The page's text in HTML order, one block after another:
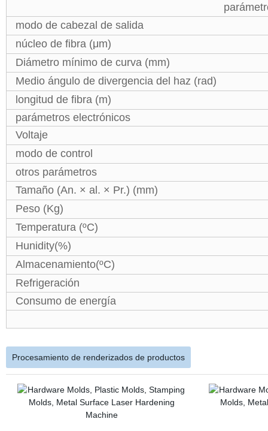
modo de cabezal de salida
núcleo de fibra (μm)
Diámetro mínimo de curva (mm)
Medio ángulo de divergencia del haz (rad)
longitud de fibra (m)
parámetros electrónicos
Voltaje
modo de control
otros parámetros
Tamaño (An. × al. × Pr.) (mm)
Peso (Kg)
Temperatura (ºC)
Hunidity(%)
Almacenamiento(ºC)
Refrigeración
Consumo de energía
Procesamiento de renderizados de productos